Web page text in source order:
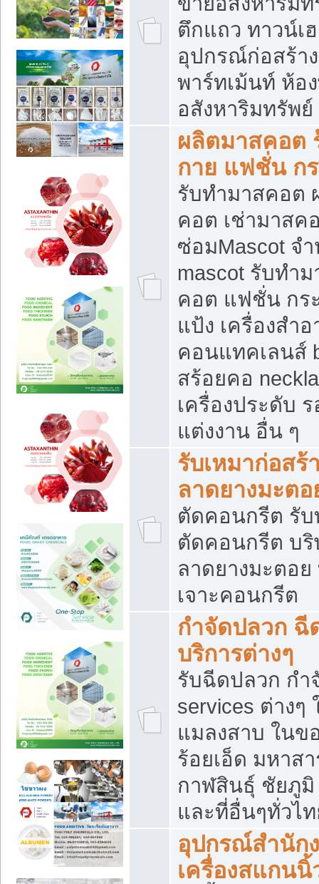
ตึกแถว ทาวน์เ
อุปกรณ์ก่อสร้า
พาร์ทเม้นท์ ห้อ
อสังหาริมทรัพ
ผลิตมาสคอต
กาย แฟชั่น กร
รับทำมาสคอต
คอต เช่ามาสค
ซ่อมMascot จ
mascot รับทำ
คอต แฟชั่น กระ
แป้ง เครื่องสำ
คอนแทคเลนส์
สร้อยคอ
เครื่องประดับ ร
แต่งงาน อื่น ๆ
รับเหมาก่อส
ลาดยางมะต
ตัดคอนกรีต รับ
ตัดคอนกรีต บริ
ลาดยางมะตอ
เจาะคอนกรีต
กำจัดปลวก ฉี
บริการต่างๆ
รับฉีดปลวก กำ
services ต่าง
แมลงสาบ ใน
ร้อยเอ็ด มหาส
กาฬสินธุ์ ชัยภู
และที่อื่นๆทั่วไ
อุปกรณ์สำนัก
เครื่องสแกนนิ้